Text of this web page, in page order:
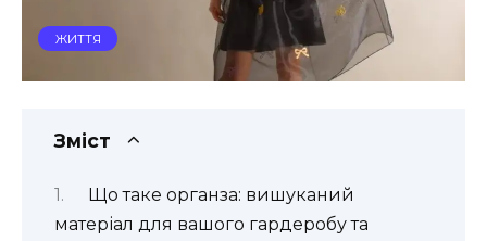
ЖИТТЯ
Зміст
Що таке органза: вишуканий
матеріал для вашого гардеробу та